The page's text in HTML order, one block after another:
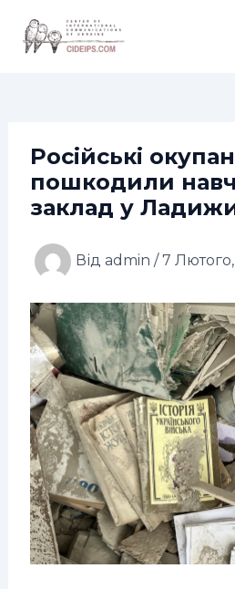
вмісту
Російські
пошкодили
заклад у
Від admin / 7
по
запису